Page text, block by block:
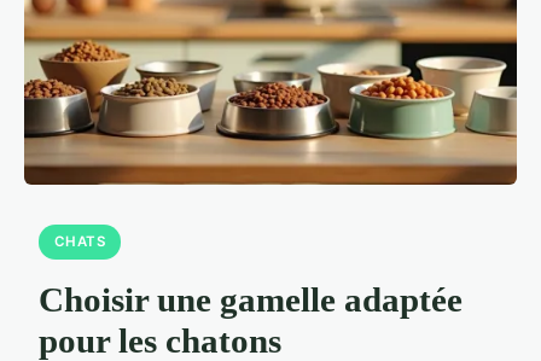
CHATS
Choisir une gamelle adaptée
pour les chatons